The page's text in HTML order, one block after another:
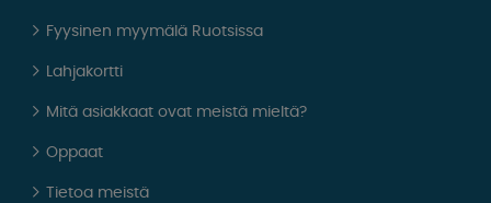
Fyysinen myymälä Ruotsissa
Lahjakortti
Mitä asiakkaat ovat meistä mieltä?
Oppaat
Tietoa meistä